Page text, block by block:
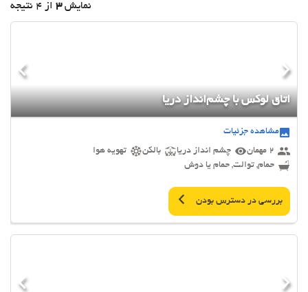
نمایش3 از 4 نتیجه
اتاق لوکس با چشم‌انداز دریا
مشاهده جزئیات
2 مهمان
چشم انداز دریا بالکن
تهویه هوا
حمام, توالت, حمام یا دوش
بررسی در دسترس بودن